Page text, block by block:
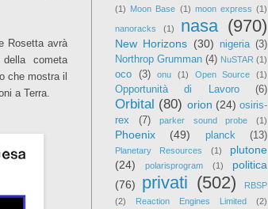
Rosetta avrà
cometa
che mostra il
a Terra.
(1) Moon Base (1) moon express (1)
nanoracks (1) nasa (970)
New Horizons (30) nigeria (3)
Northrop Grumman (4) NuSTAR (1)
oco (3) onu (1) Open Source (1)
Opportunità di Lavoro (6)
Orbital (80) orion (24) osiris-
rex
(7) parker sound probe (1)
Phoenix (49) planck (13)
Planetary Resources (1)
plutone
(24)
polarisprogram (1)
politica
(76)
privati (502)
RBSP
(2)
Reaction Engines Limited (2)